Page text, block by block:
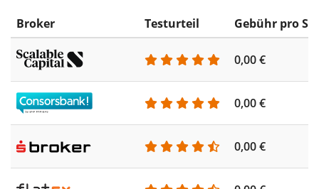
Broker Testurteil Gebühr pro
0,00 €
0,00 €
0,00 €